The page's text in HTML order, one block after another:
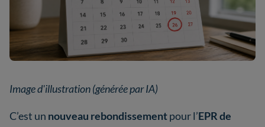
Image d'illustration (générée par IA)
C’est un nouveau rebondissementpour l’EPR de